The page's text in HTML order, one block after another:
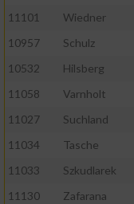
11101
Wiedner
10957
Schulz
10532
Hilsberg
11058
Varnholt
11027
Suchland
11034
Tasche
11033
Szkudlarek
11130
Zafarana